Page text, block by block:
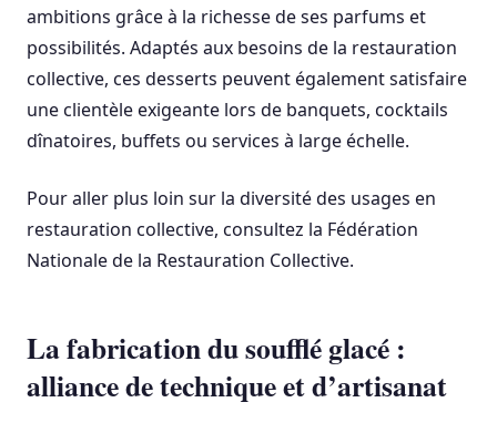
ambitions grâce à la richesse de ses parfums et
possibilités. Adaptés aux besoins de la restauration
collective, ces desserts peuvent également satisfaire
une clientèle exigeante lors de banquets, cocktails
dînatoires, buffets ou services à large échelle.
Pour aller plus loin sur la diversité des usages en
restauration collective, consultez la Fédération
Nationale de la Restauration Collective.
La fabrication du soufflé glacé :
alliance de technique et d’artisanat